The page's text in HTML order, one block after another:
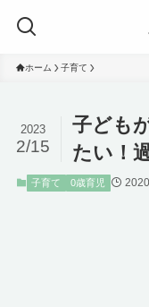
ホーム 子育て
子ども
たい！
2023
2/15
子育て 0歳育児